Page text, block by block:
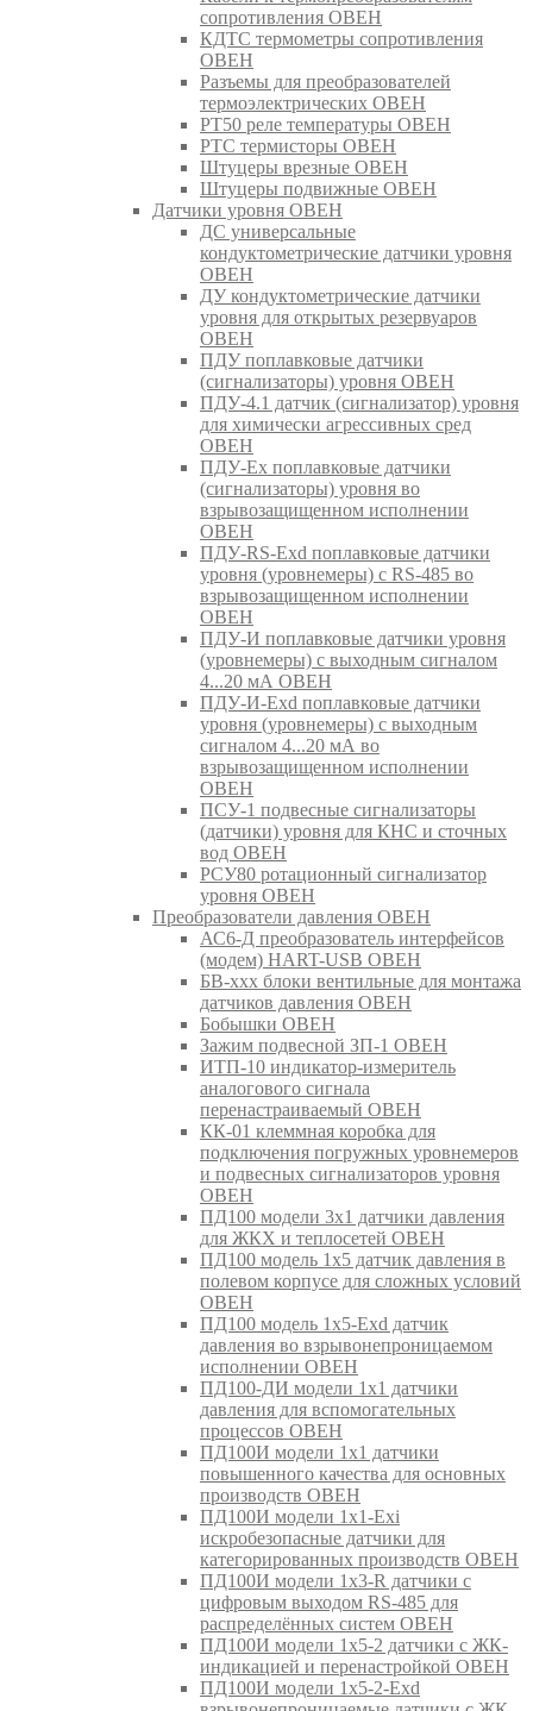
сопротивления ОВЕН
КДТС термометры сопротивления
ОВЕН
Разъемы для преобразователей
термоэлектрических ОВЕН
РТ50 реле температуры ОВЕН
РТС термисторы ОВЕН
Штуцеры врезные ОВЕН
Штуцеры подвижные ОВЕН
Датчики уровня ОВЕН
ДС универсальные
кондуктометрические датчики уровня
ОВЕН
ДУ кондуктометрические датчики
уровня для открытых резервуаров
ОВЕН
ПДУ поплавковые датчики
(сигнализаторы) уровня ОВЕН
ПДУ-4.1 датчик (сигнализатор) уровня
для химически агрессивных сред
ОВЕН
ПДУ-Ex поплавковые датчики
(сигнализаторы) уровня во
взрывозащищенном исполнении
ОВЕН
ПДУ-RS-Exd поплавковые датчики
уровня (уровнемеры) с RS-485 во
взрывозащищенном исполнении
ОВЕН
ПДУ-И поплавковые датчики уровня
(уровнемеры) с выходным сигналом
4...20 мА ОВЕН
ПДУ-И-Exd поплавковые датчики
уровня (уровнемеры) с выходным
сигналом 4...20 мА во
взрывозащищенном исполнении
ОВЕН
ПСУ-1 подвесные сигнализаторы
(датчики) уровня для КНС и сточных
вод ОВЕН
РСУ80 ротационный сигнализатор
уровня ОВЕН
Преобразователи давления ОВЕН
АС6-Д преобразователь интерфейсов
(модем) HART-USB ОВЕН
БВ-ххх блоки вентильные для монтажа
датчиков давления ОВЕН
Бобышки ОВЕН
Зажим подвесной ЗП-1 ОВЕН
ИТП-10 индикатор-измеритель
аналогового сигнала
перенастраиваемый ОВЕН
КК-01 клеммная коробка для
подключения погружных уровнемеров
и подвесных сигнализаторов уровня
ОВЕН
ПД100 модели 3х1 датчики давления
для ЖКХ и теплосетей ОВЕН
ПД100 модель 1х5 датчик давления в
полевом корпусе для сложных условий
ОВЕН
ПД100 модель 1х5-Exd датчик
давления во взрывонепроницаемом
исполнении ОВЕН
ПД100-ДИ модели 1х1 датчики
давления для вспомогательных
процессов ОВЕН
ПД100И модели 1х1 датчики
повышенного качества для основных
производств ОВЕН
ПД100И модели 1х1-Exi
искробезопасные датчики для
категорированных производств ОВЕН
ПД100И модели 1х3-R датчики с
цифровым выходом RS-485 для
распределённых систем ОВЕН
ПД100И модели 1х5-2 датчики с ЖК-
индикацией и перенастройкой ОВЕН
ПД100И модели 1х5-2-Exd